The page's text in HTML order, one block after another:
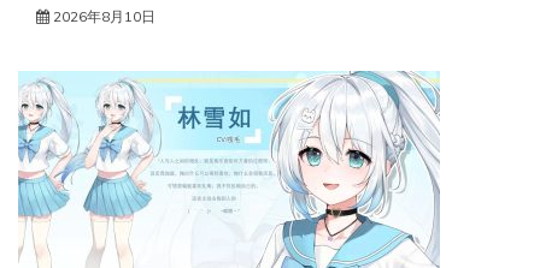
2026年8月10日